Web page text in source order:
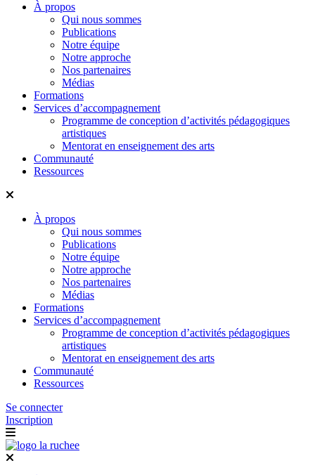
À propos
Qui nous sommes
Publications
Notre équipe
Notre approche
Nos partenaires
Médias
Formations
Services d’accompagnement
Programme de conception d’activités pédagogiques
artistiques
Mentorat en enseignement des arts
Communauté
Ressources
À propos
Qui nous sommes
Publications
Notre équipe
Notre approche
Nos partenaires
Médias
Formations
Services d’accompagnement
Programme de conception d’activités pédagogiques
artistiques
Mentorat en enseignement des arts
Communauté
Ressources
Se connecter
Inscription